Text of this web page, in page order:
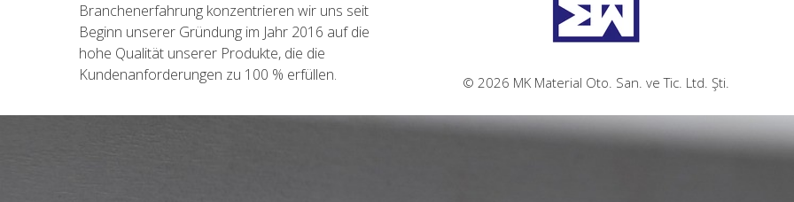
Branchenerfahrung konzentrieren wir uns seit
Beginn unserer Gründung im Jahr 2016 auf die
hohe Qualität unserer Produkte, die die
Kundenanforderungen zu 100 % erfüllen.
© 2026 MK Material Oto. San. ve Tic. Ltd. Şti.